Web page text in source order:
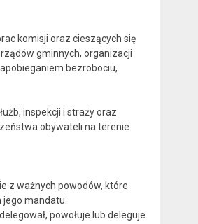
komisji oraz cieszących się
gminnych, organizacji
bezrobociu,
inspekcji i straży oraz
obywateli na terenie
z ważnych powodów, które
mandatu.
powołuje lub deleguje